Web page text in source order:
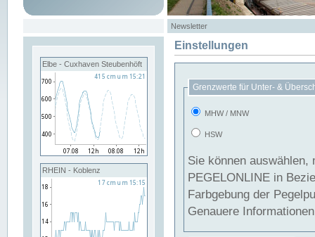
Newsletter
Elbe - Cuxhaven Steubenhöft
RHEIN - Koblenz
Einstellungen
Grenzwerte für Unter- &
MHW / MNW
HSW
Sie können
PEGELONLINE in Beziehung
Farbgebung der
Genauere